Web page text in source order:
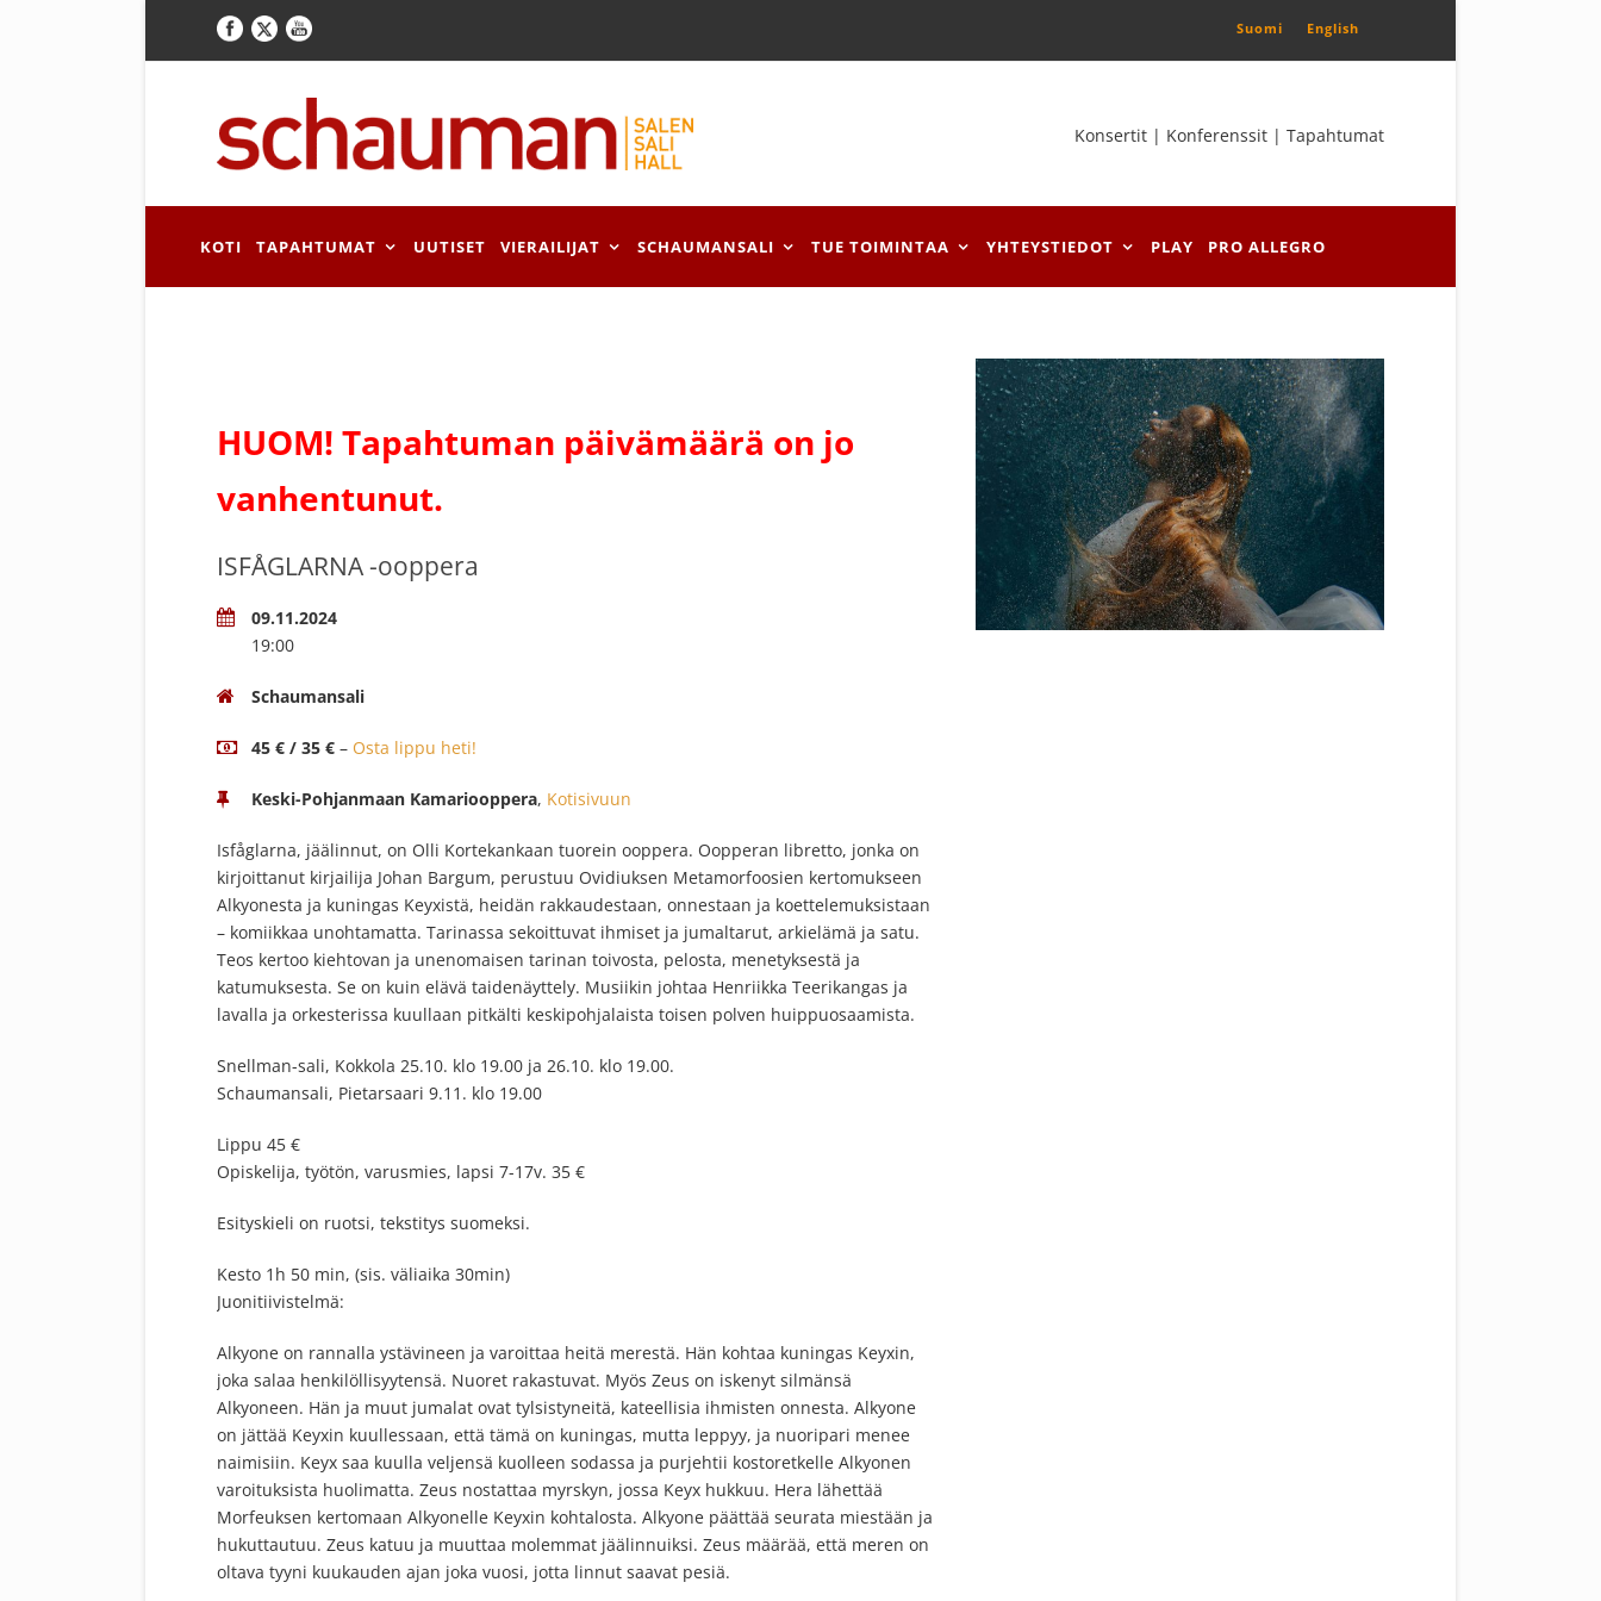
Suomi English
Konsertit | Konferenssit | Tapahtumat
KOTI TAPAHTUMAT UUTISET VIERAILIJAT SCHAUMANSALI TUE TOIMINTAA YHTEYSTIEDOT PLAY PRO ALLEGRO
HUOM! Tapahtuman päivämäärä on jo
vanhentunut.
ISFÅGLARNA -ooppera
09.11.2024
19:00
Schaumansali
45 € / 35 € – Osta lippu heti!
Keski-Pohjanmaan Kamariooppera, Kotisivuun
Isfåglarna, jäälinnut, on Olli Kortekankaan tuorein ooppera. Oopperan libretto, jonka on
kirjoittanut kirjailija Johan Bargum, perustuu Ovidiuksen Metamorfoosien kertomukseen
Alkyonesta ja kuningas Keyxistä, heidän rakkaudestaan, onnestaan ja koettelemuksistaan
– komiikkaa unohtamatta. Tarinassa sekoittuvat ihmiset ja jumaltarut, arkielämä ja satu.
Teos kertoo kiehtovan ja unenomaisen tarinan toivosta, pelosta, menetyksestä ja
katumuksesta. Se on kuin elävä taidenäyttely. Musiikin johtaa Henriikka Teerikangas ja
lavalla ja orkesterissa kuullaan pitkälti keskipohjalaista toisen polven huippuosaamista.
Snellman-sali, Kokkola 25.10. klo 19.00 ja 26.10. klo 19.00.
Schaumansali, Pietarsaari 9.11. klo 19.00
Lippu 45 €
Opiskelija, työtön, varusmies, lapsi 7-17v. 35 €
Esityskieli on ruotsi, tekstitys suomeksi.
Kesto 1h 50 min, (sis. väliaika 30min)
Juonitiivistelmä:
Alkyone on rannalla ystävineen ja varoittaa heitä merestä. Hän kohtaa kuningas Keyxin,
joka salaa henkilöllisyytensä. Nuoret rakastuvat. Myös Zeus on iskenyt silmänsä
Alkyoneen. Hän ja muut jumalat ovat tylsistyneitä, kateellisia ihmisten onnesta. Alkyone
on jättää Keyxin kuullessaan, että tämä on kuningas, mutta leppyy, ja nuoripari menee
naimisiin. Keyx saa kuulla veljensä kuolleen sodassa ja purjehtii kostoretkelle Alkyonen
varoituksista huolimatta. Zeus nostattaa myrskyn, jossa Keyx hukkuu. Hera lähettää
Morfeuksen kertomaan Alkyonelle Keyxin kohtalosta. Alkyone päättää seurata miestään ja
hukuttautuu. Zeus katuu ja muuttaa molemmat jäälinnuiksi. Zeus määrää, että meren on
oltava tyyni kuukauden ajan joka vuosi, jotta linnut saavat pesiä.